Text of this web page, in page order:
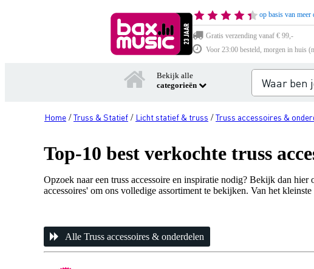
op basis van
Gratis verzending vanaf € 99,-
Voor 23:00 besteld, morgen in huis
Bekijk alle
categorieën
Home /Truss & Statief / Licht statief & truss /Truss accessoires &
Top-10 best verkochte truss
Opzoek naar een truss accessoire en inspiratie nodig? Bekijk dan
accessoires' om ons volledige assortiment te bekijken. Van het
Alle Truss accessoires & onderdelen